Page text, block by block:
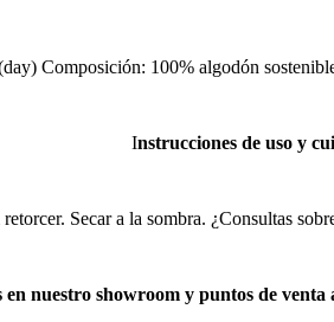
Composición: 100% algodón
Instrucciones de uso y
Secar a la sombra. ¿Consultas
nuestro showroom y puntos de venta